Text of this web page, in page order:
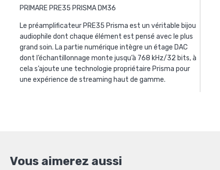
PRIMARE PRE35 PRISMA DM36
Le préamplificateur PRE35 Prisma est un véritable bijou
audiophile dont chaque élément est pensé avec le plus
grand soin. La partie numérique intègre un étage DAC
dont l’échantillonnage monte jusqu’à 768 kHz/32 bits, à
cela s’ajoute une technologie propriétaire Prisma pour
une expérience de streaming haut de gamme.
Vous aimerez aussi